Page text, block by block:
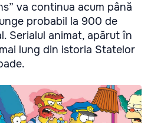
va continua acum până
probabil la 900 de
Serialul animat, apărut în
lung din istoria Statelor